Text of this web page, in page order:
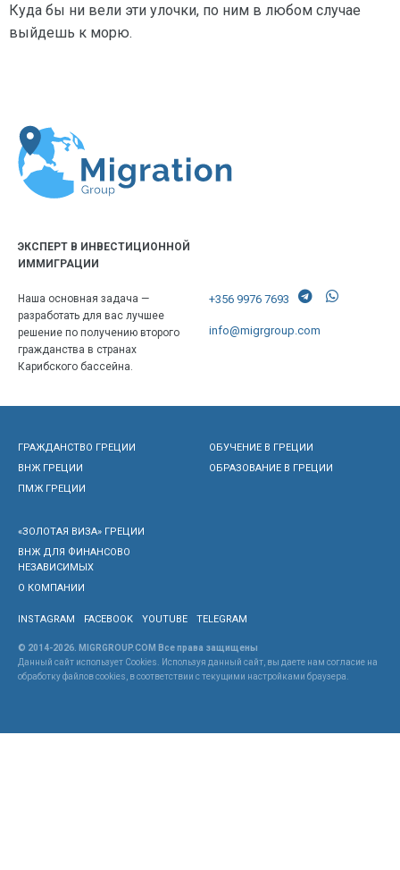
Куда бы ни вели эти улочки, по ним в любом случае
выйдешь к морю.
ЭКСПЕРТ В ИНВЕСТИЦИОННОЙ
ИММИГРАЦИИ
Наша основная задача —
разработать для вас лучшее
решение по получению второго
гражданства в странах
Карибского бассейна.
+356 9976 7693
info@migrgroup.com
ГРАЖДАНСТВО ГРЕЦИИ
ВНЖ ГРЕЦИИ
ПМЖ ГРЕЦИИ
ОБУЧЕНИЕ В ГРЕЦИИ
ОБРАЗОВАНИЕ В ГРЕЦИИ
«ЗОЛОТАЯ ВИЗА» ГРЕЦИИ
ВНЖ ДЛЯ ФИНАНСОВО
НЕЗАВИСИМЫХ
О КОМПАНИИ
INSTAGRAM FACEBOOK YOUTUBE TELEGRAM
© 2014-2026. MIGRGROUP.COM Все права защищены
Данный сайт использует Cookies. Используя данный сайт, вы даете нам согласие на
обработку файлов cookies, в соответствии с текущими настройками браузера.